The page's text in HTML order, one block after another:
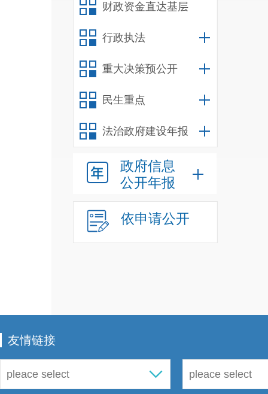
财政资金直达基层
行政执法
重大决策预公开
民生重点
法治政府建设年报
政府信息
公开年报
依申请公开
友情链接